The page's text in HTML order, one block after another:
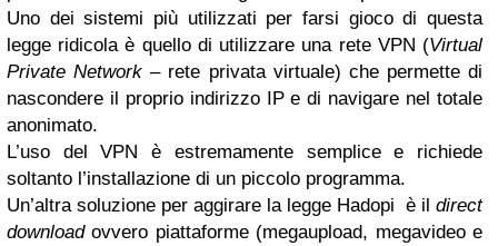
Uno dei sistemi più utilizzati per farsi gioco di questa
legge ridicola è quello di utilizzare una rete VPN (Virtual
Private Network – rete privata virtuale) che permette di
nascondere il proprio indirizzo IP e di navigare nel totale
anonimato.
L’uso del VPN è estremamente semplice e richiede
soltanto l’installazione di un piccolo programma.
Un’altra soluzione per aggirare la legge Hadopi è il direct
downloadovvero piattaforme (megaupload, megavideo e